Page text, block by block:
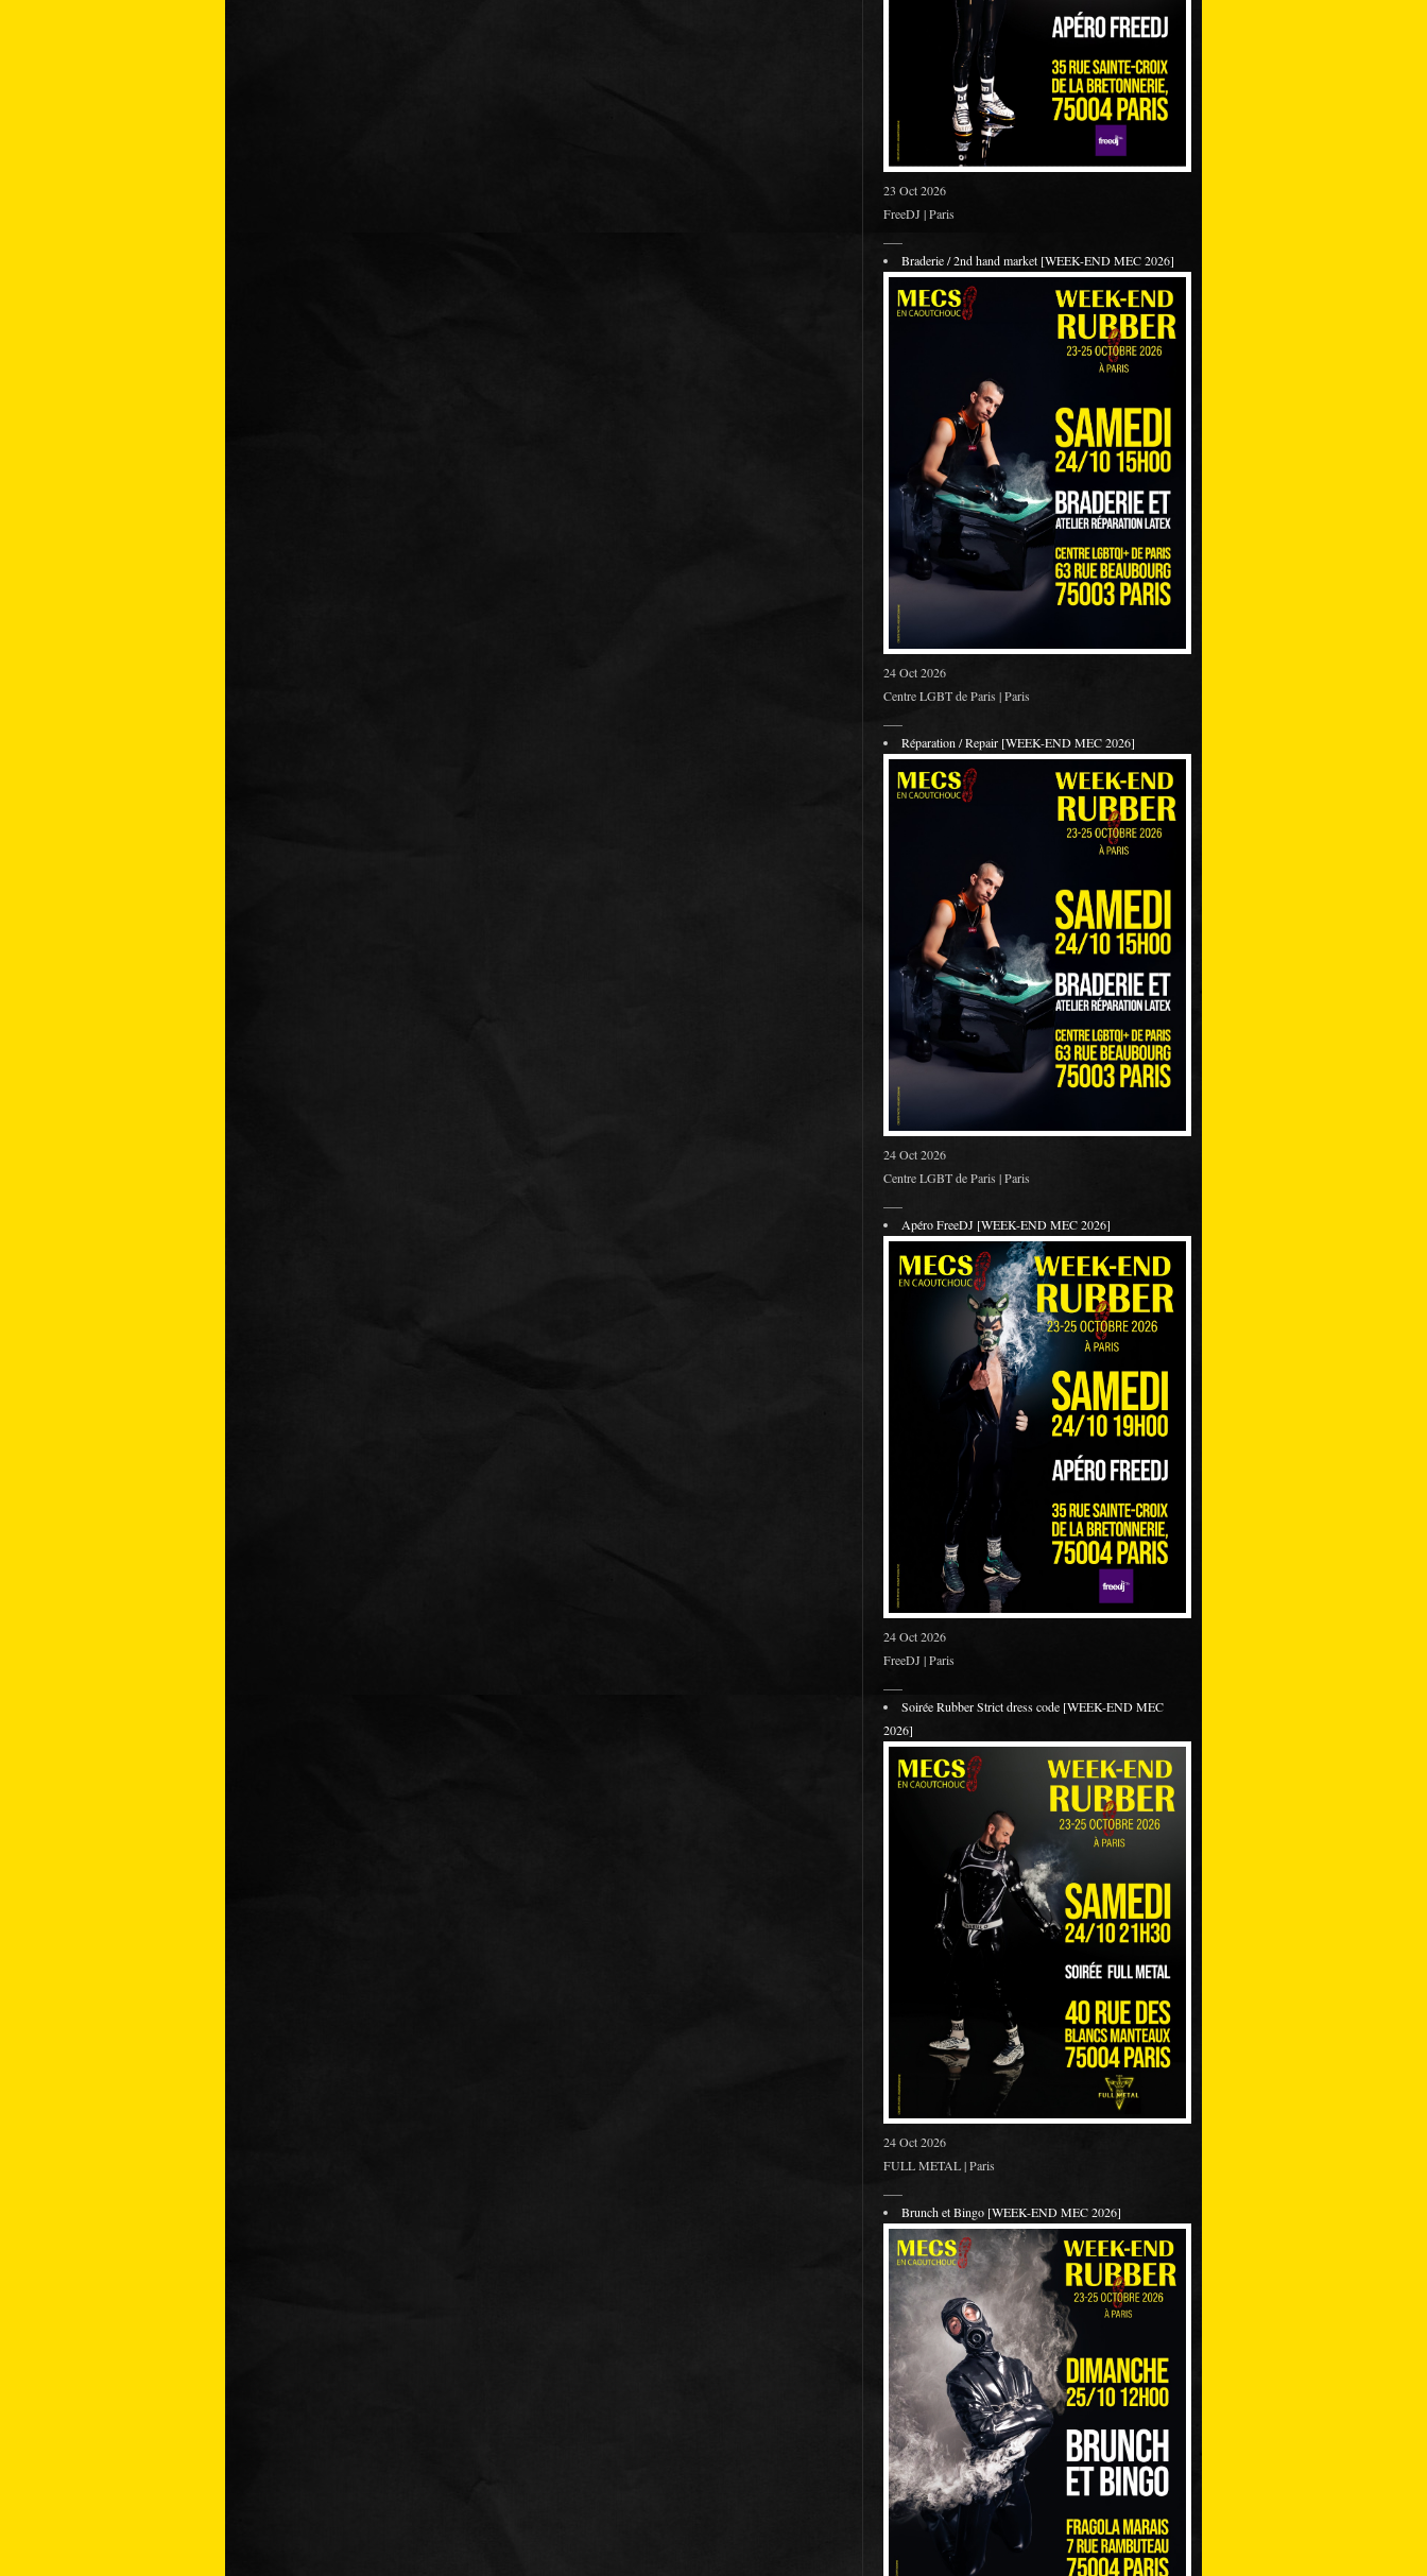
23 Oct 2026
FreeDJ | Paris
Braderie / 2nd hand market [WEEK-END MEC 2026]
24 Oct 2026
Centre LGBT de Paris | Paris
Réparation / Repair [WEEK-END MEC 2026]
24 Oct 2026
Centre LGBT de Paris | Paris
Apéro FreeDJ [WEEK-END MEC 2026]
24 Oct 2026
FreeDJ | Paris
Soirée Rubber Strict dress code [WEEK-END MEC
2026]
24 Oct 2026
FULL METAL | Paris
Brunch et Bingo [WEEK-END MEC 2026]